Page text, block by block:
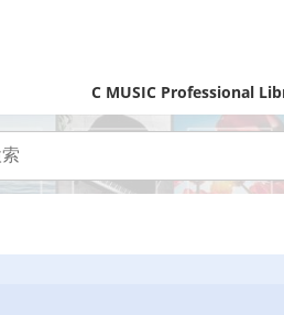
C MUSIC Professional